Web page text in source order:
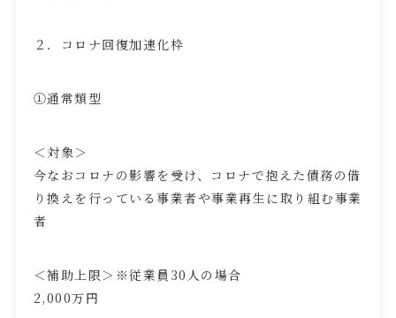
２．コロナ回復加速化枠
①通常類型
＜対象＞
今なおコロナの影響を受け、コロナで抱えた債務の借
り換えを行っている事業者や事業再生に取り組む事業
者
＜補助上限＞※従業員 30 人の場合
2,000万円